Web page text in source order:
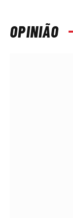
OPINIÃO